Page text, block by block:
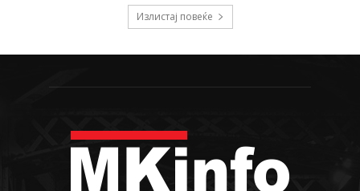
Излистај повеќе